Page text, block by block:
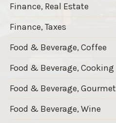
Finance, Real Estate
Finance, Taxes
Food & Beverage, Coffee
Food & Beverage, Cooking
Food & Beverage, Gourmet
Food & Beverage, Wine